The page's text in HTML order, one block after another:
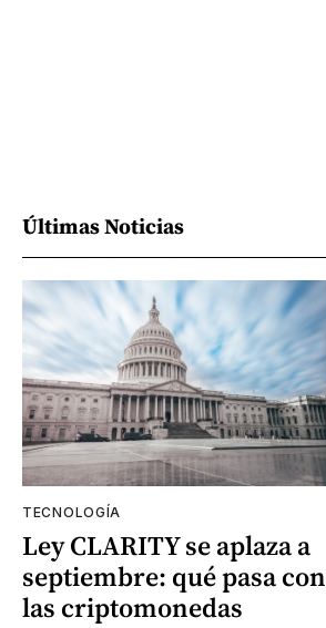
Últimas Noticias
TECNOLOGÍA
Ley CLARITY se aplaza a
septiembre: qué pasa con
las criptomonedas